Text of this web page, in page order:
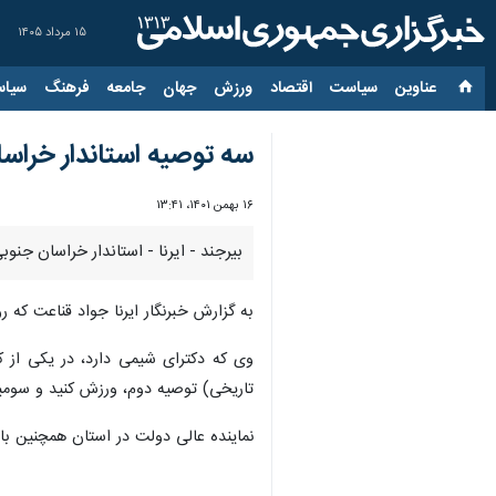
۱۵ مرداد ۱۴۰۵
عناوین‌ سیاست اقتصاد ورزش جهان جامعه فرهنگ
سه توصیه استاندار
۱۶ بهمن ۱۴۰۱، ۱۳:۴۱